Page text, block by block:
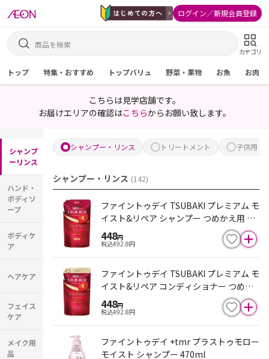
ログイン／新規会員登録
カテゴリ
トップ 特集・おすすめ トップバリュ 野菜・果物 お魚 お肉
こちらは見学店舗です。
お届けエリアの確認はこちらからお願い致します。
シャンプ
ーリンス
ハンド・
ボディソ
ープ
ボディケ
ア
ヘアケア
フェイス
ケア
メイク用
品
シャンプー・リンス トリートメント 子供用・
シャンプー・リンス (142)
ファイントゥデイ TSUBAKI プレミアム モ
イスト&リペア シャンプー つめかえ用 30
0mL
448円
税込492.8円
ファイントゥデイ TSUBAKI プレミアム モ
イスト&リペア コンディショナー つめか
え用 300mL
448円
税込492.8円
ファイントゥデイ +tmr プラストゥモロー
モイスト シャンプー 470ml